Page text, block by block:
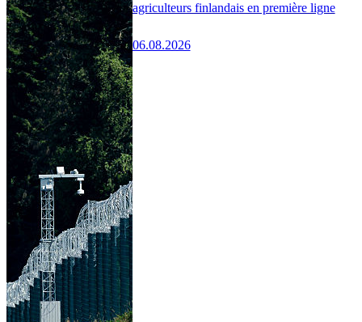
agriculteurs finlandais en première ligne
06.08.2026